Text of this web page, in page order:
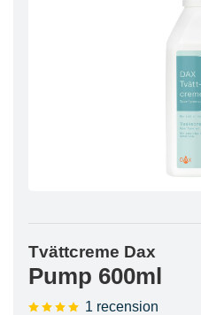
Tvättcreme Dax
Pump 600ml
1 recension